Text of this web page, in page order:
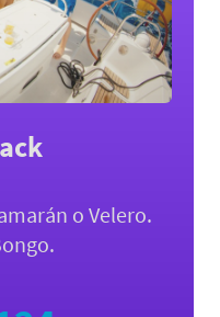
o Velero.